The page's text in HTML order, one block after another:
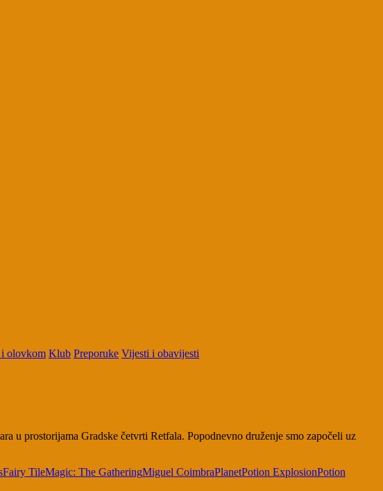
i olovkom Klub Preporuke Vijesti i obavijesti
u prostorijama Gradske četvrti Retfala. Popodnevno druženje smo započeli uz
Fairy TileMagic: The GatheringMiguel CoimbraPlanetPotion ExplosionPotion